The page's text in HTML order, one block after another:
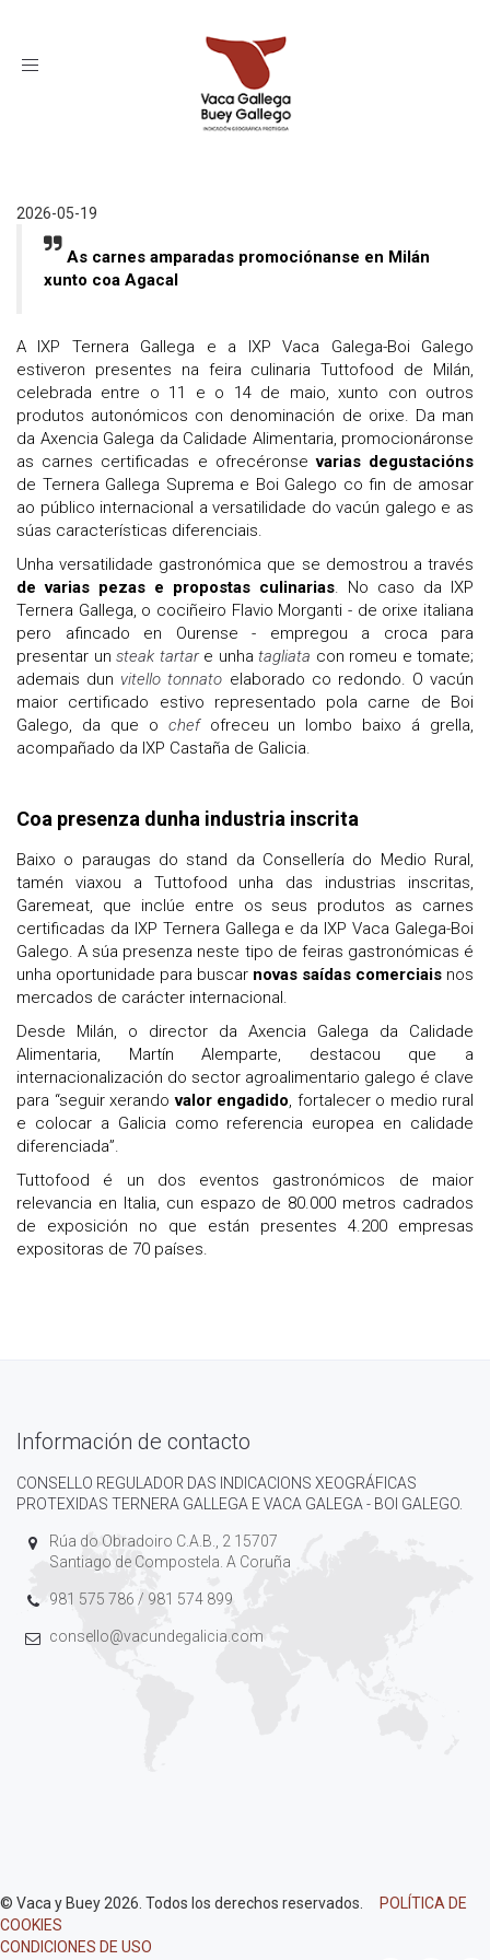
Toggle
2026-05-19
As carnes amparadas promociónanse en Milán
xunto coa Agacal
A IXP Ternera Gallega e a IXP Vaca Galega-Boi Galego
estiveron presentes na feira culinaria Tuttofood de Milán,
celebrada entre o 11 e o 14 de maio, xunto con outros
produtos autonómicos con denominación de orixe. Da man
da Axencia Galega da Calidade Alimentaria, promocionáronse
as carnes certificadas e ofrecéronse varias degustacións
de Ternera Gallega Suprema e Boi Galego co fin de amosar
ao público internacional a versatilidade do vacún galego e as
súas características diferenciais.
Unha versatilidade gastronómica que se demostrou a través
de varias pezas e propostas culinarias. No caso da IXP
Ternera Gallega, o cociñeiro Flavio Morganti - de orixe italiana
pero afincado en Ourense - empregou a croca para
presentar un steak tartare unha tagliata con romeu e tomate;
ademais dun vitello tonnato elaborado co redondo. O vacún
maior certificado estivo representado pola carne de Boi
Galego, da que o chef ofreceu un lombo baixo á grella,
acompañado da IXP Castaña de Galicia.
Coa presenza dunha industria inscrita
Baixo o paraugas do stand da Consellería do Medio Rural,
tamén viaxou a Tuttofood unha das industrias inscritas,
Garemeat, que inclúe entre os seus produtos as carnes
certificadas da IXP Ternera Gallega e da IXP Vaca Galega-Boi
Galego. A súa presenza neste tipo de feiras gastronómicas é
unha oportunidade para buscar novas saídas comerciais nos
mercados de carácter internacional.
Desde Milán, o director da Axencia Galega da Calidade
Alimentaria, Martín Alemparte, destacou que a
internacionalización do sector agroalimentario galego é clave
para “seguir xerandovalor engadido, fortalecer o medio rural
e colocar a Galicia como referencia europea en calidade
diferenciada”.
Tuttofood é un dos eventos gastronómicos de maior
relevancia en Italia, cun espazo de 80.000 metros cadrados
de exposición no que están presentes 4.200 empresas
expositoras de 70 países.
Información de contacto
CONSELLO REGULADOR DAS INDICACIONS XEOGRÁFICAS
PROTEXIDAS TERNERA GALLEGA E VACA GALEGA - BOI GALEGO.
Rúa do Obradoiro C.A.B., 2 15707
Santiago de Compostela. A Coruña
981 575 786 / 981 574 899
consello@vacundegalicia.com
© Vaca y Buey 2026. Todos los derechos reservados.
POLÍTICA DE
COOKIES
CONDICIONES DE USO